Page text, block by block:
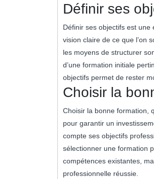
Définir ses
Définir ses objectifs est
vision claire de ce que l’on
les moyens de structurer
d’une formation initiale
objectifs permet de rester
Choisir la
Choisir la bonne formation,
pour garantir un
compte ses objectifs
sélectionner une formation
compétences existantes,
professionnelle réussie.